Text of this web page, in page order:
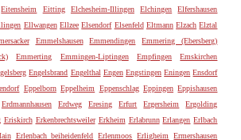
Eitensheim Eitting Elchesheim-Illingen Elchingen
Elfershausen
Ellwangen Ellzee Elsendorf Elsenfeld Eltmann Elzach Elztal
Emmelshausen Emmendingen
Emmering (Ebersberg)
Emmerting Emmingen-Liptingen Empfingen
Emskirchen
Engelsbrand Engelthal Engen Engstingen Eningen Ensdorf
Eppelborn Eppelheim Eppenschlag Eppingen Eppishausen
Erdmannhausen Erdweg Eresing Erfurt Ergersheim
Ergolding
Eriskirch Erkenbrechtsweiler Erkheim Erlabrunn Erlangen Erlbach
Erlenbach beiheidenfeld Erlenmoos Erligheim
Ermershausen